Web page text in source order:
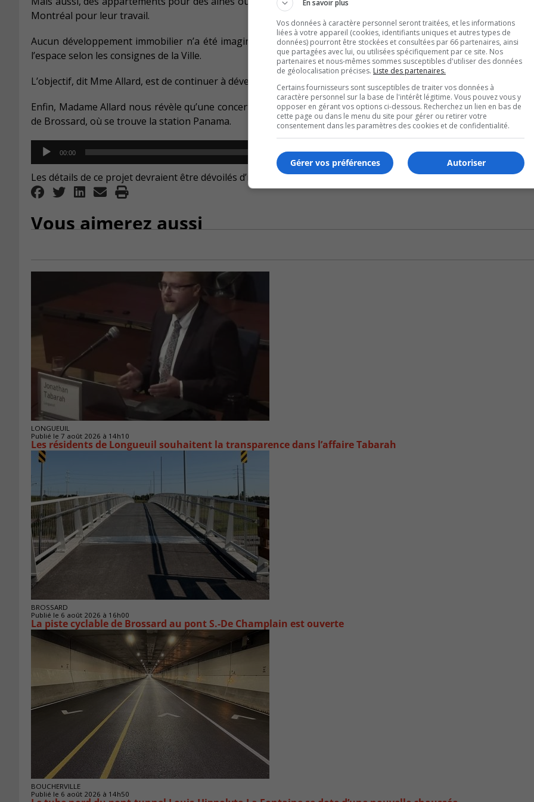
Montréal pour leur travail.
Aucun développement immobilier n’a été imaginé autour de la Station Brossard, le terminus du REM, pour
l’espace selon les consignes de la Ville.
L’objectif, dit Mme Allard, est de continuer à développer le futur bio parc et de préserver le bois de Brossard.
Enfin, Madame Allard nous révèle qu’une concertation citoyenne est en cours pour repenser le quartier du
de Brossard, où se trouve la station Panama.
Audio
Player
00:00 00:00
or
Les détails de ce projet devraient être dévoilés d’ici l’automne prochain. –
Vous aimerez aussi
LONGUEUIL
Publié le 7 août 2026 à 14h10
Les résidents de Longueuil souhaitent la transparence dans l’affaire Tabarah
BROSSARD
Publié le 6 août 2026 à 16h00
La piste cyclable de Brossard au pont S.-De Champlain est ouverte
BOUCHERVILLE
Publié le 6 août 2026 à 14h50
En savoir plus
Vos données à caractère personnel seront traitées, et les informations
liées à votre appareil (cookies, identifiants uniques et autres types de
données) pourront être stockées et consultées par 66 partenaires, ainsi
que partagées avec lui, ou utilisées spécifiquement par ce site. Nos
partenaires et nous-mêmes sommes susceptibles d'utiliser des données
de géolocalisation précises. Liste des partenaires.
Certains fournisseurs sont susceptibles de traiter vos données à
caractère personnel sur la base de l'intérêt légitime. Vous pouvez vous y
opposer en gérant vos options ci-dessous. Recherchez un lien en bas de
cette page ou dans le menu du site pour gérer ou retirer votre
consentement dans les paramètres des cookies et de confidentialité.
Autoriser
Gérer vos préférences